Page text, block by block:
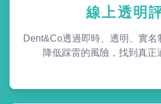
線上透明
Dent&Co透過即時、透明、實名
降低踩雷的風險，找到真正